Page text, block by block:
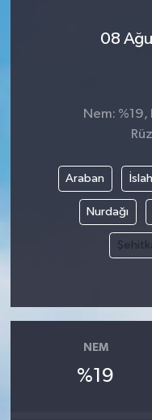
08
Nem: %19,
Araban
Nurdağı
NEM
%19